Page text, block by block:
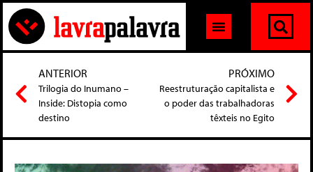
ANTERIOR
Trilogia do Inumano –
Inside: Distopia como
destino
PRÓXIMO
Reestruturação capitalista e
o poder das trabalhadoras
têxteis no Egito